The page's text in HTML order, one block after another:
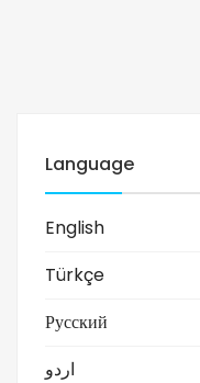
Language
English
Türkçe
Русский
اردو